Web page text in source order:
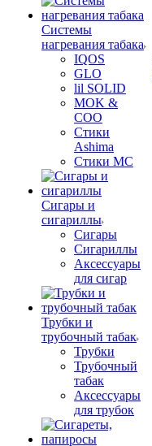
Системы
нагревания табака
IQOS
GLO
lil SOLID
MOK &
COO
Стики
Ashima
Стики MC
Сигары и
сигариллы
Сигары
Сигариллы
Аксессуары
для сигар
Трубки и
трубочный табак
Трубки
Трубочный
табак
Аксессуары
для трубок